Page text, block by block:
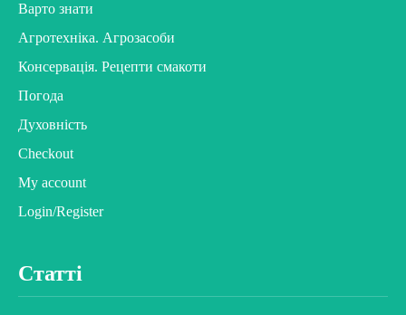
Варто знати
Агротехніка. Агрозасоби
Консервація. Рецепти смакоти
Погода
Духовність
Checkout
My account
Login/Register
Статті